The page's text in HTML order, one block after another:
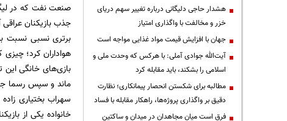
صنعت نفت که در
جذب بازیکنان
برتری نسبی نسبت
هواداران کرد؛
بازی‌های خانگی
ماند و سپس رسما
سهراب بختیاری
خانواده یکی از
هشدار حاجی دلیگانی درباره تغییر سهم دریای
خزر و مخالفت با واگذاری امتیاز
جهان با افزایش قیمت مواد غذایی مواجه است
آیت‌الله جوادی آملی: با هرکس که وحدت ملی و
اسلامی را بشکند، باید مقابله کرد
مطالبه برای شکستن انحصار پیمانکاری؛ نظارت
دقیق بر واگذاری پروژه‌ها، راهکار مقابله با فساد
فرق است میان مجاهدان در میدان و ساکتین